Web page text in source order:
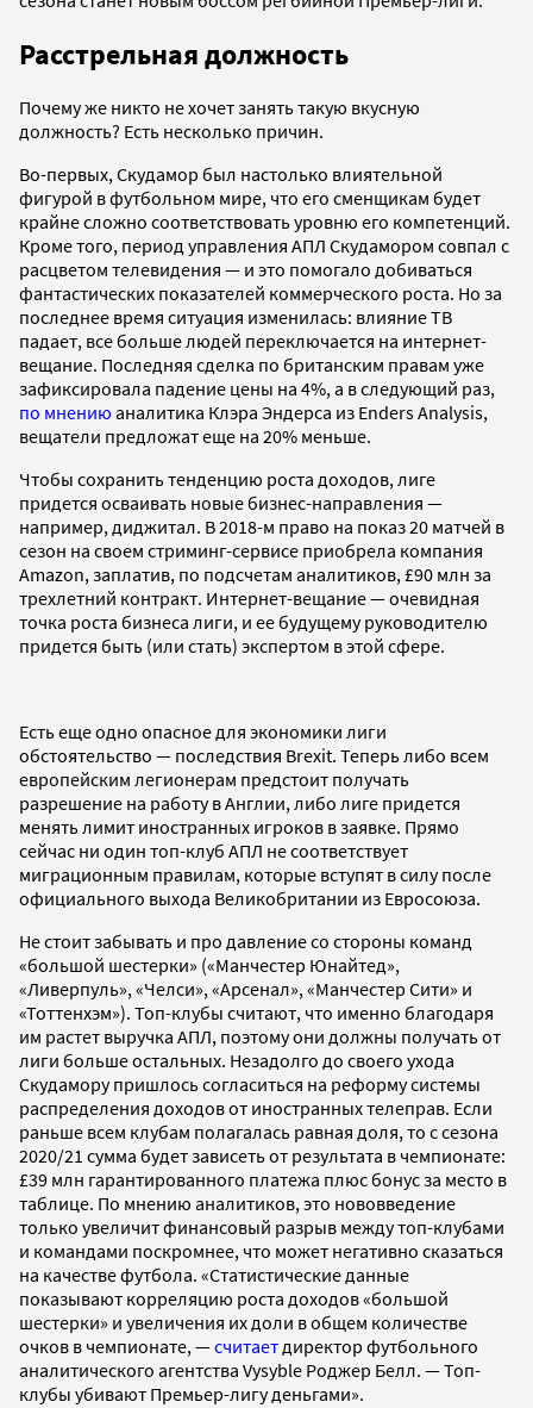
Расстрельная должность
Почему же никто не хочет занять такую вкусную
должность? Есть несколько причин.
Во-первых, Скудамор был настолько влиятельной
фигурой в футбольном мире, что его сменщикам будет
крайне сложно соответствовать уровню его компетенций.
Кроме того, период управления АПЛ Скудамором совпал с
расцветом телевидения — и это помогало добиваться
фантастических показателей коммерческого роста. Но за
последнее время ситуация изменилась: влияние ТВ
падает, все больше людей переключается на интернет-
вещание. Последняя сделка по британским правам уже
зафиксировала падение цены на 4%, а в следующий раз,
по мнению аналитика Клэра Эндерса из Enders Analysis,
вещатели предложат еще на 20% меньше.
Чтобы сохранить тенденцию роста доходов, лиге
придется осваивать новые бизнес-направления —
например, диджитал. В 2018-м право на показ 20 матчей в
сезон на своем стриминг-сервисе приобрела компания
Amazon, заплатив, по подсчетам аналитиков, £90 млн за
трехлетний контракт. Интернет-вещание — очевидная
точка роста бизнеса лиги, и ее будущему руководителю
придется быть (или стать) экспертом в этой сфере.
Есть еще одно опасное для экономики лиги
обстоятельство — последствия Brexit. Теперь либо всем
европейским легионерам предстоит получать
разрешение на работу в Англии, либо лиге придется
менять лимит иностранных игроков в заявке. Прямо
сейчас ни один топ-клуб АПЛ не соответствует
миграционным правилам, которые вступят в силу после
официального выхода Великобритании из Евросоюза.
Не стоит забывать и про давление со стороны команд
«большой шестерки» («Манчестер Юнайтед»,
«Ливерпуль», «Челси», «Арсенал», «Манчестер Сити» и
«Тоттенхэм»). Топ-клубы считают, что именно благодаря
им растет выручка АПЛ, поэтому они должны получать от
лиги больше остальных. Незадолго до своего ухода
Скудамору пришлось согласиться на реформу системы
распределения доходов от иностранных телеправ. Если
раньше всем клубам полагалась равная доля, то с сезона
2020/21 сумма будет зависеть от результата в чемпионате:
£39 млн гарантированного платежа плюс бонус за место в
таблице. По мнению аналитиков, это нововведение
только увеличит финансовый разрыв между топ-клубами
и командами поскромнее, что может негативно сказаться
на качестве футбола. «Статистические данные
показывают корреляцию роста доходов «большой
шестерки» и увеличения их доли в общем количестве
очков в чемпионате, —считаетдиректор футбольного
аналитического агентства Vysyble Роджер Белл. — Топ-
клубы убивают Премьер-лигу деньгами».